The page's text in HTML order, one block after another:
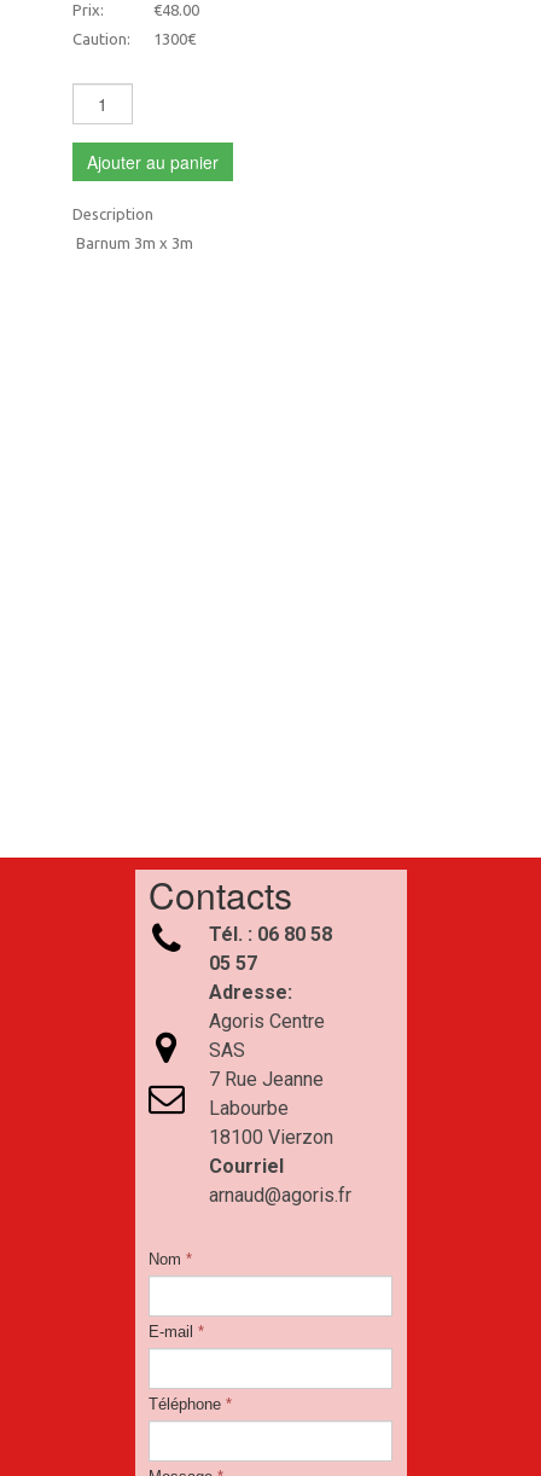
Prix:
€48.00
Caution:
1300€
Ajouter au panier
Description
Barnum 3m x 3m
Contacts



Tél. : 06 80 58
05 57
Adresse:
Agoris Centre
SAS
7 Rue Jeanne
Labourbe
18100 Vierzon
Courriel
arnaud@agoris.fr
Nom *
E-mail *
Téléphone*